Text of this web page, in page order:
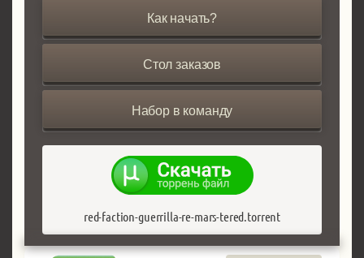
Как начать?
Стол заказов
Набор в команду
red-faction-guerrilla-re-mars-tered.torrent